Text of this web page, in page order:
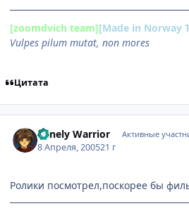
[zoomdvich team][Made in Norway
Vulpes pilum mutat, non mores
Цитата
Lonely Warrior Активные
8 Апреля, 200521 г
Ролики посмотрел,поскорее бы